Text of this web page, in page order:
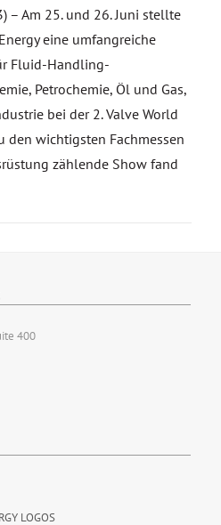
– Am 25. und 26. Juni stellte
eine umfangreiche
Fluid-Handling-
Petrochemie, Öl und Gas,
bei der 2. Valve World
den wichtigsten Fachmessen
zählende Show fand
400
LOGOS